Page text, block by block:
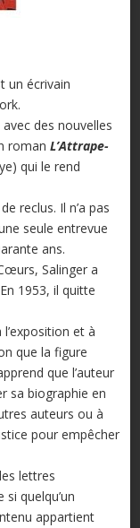
un écrivain
des nouvelles
roman L’Attrape-
qui le rend
reclus. Il n’a pas
seule entrevue
ans.
Salinger a
1953, il quitte
et à
que la figure
que l’auteur
sa biographie en
auteurs ou à
pour empêcher
lettres
quelqu’un
appartient